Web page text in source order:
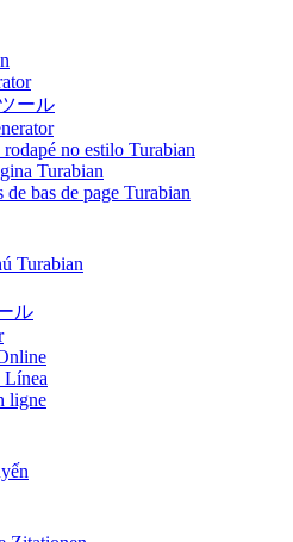
ール
no estilo Turabian
Turabian
de bas de page Turabian
Turabian
ル
Línea
ligne